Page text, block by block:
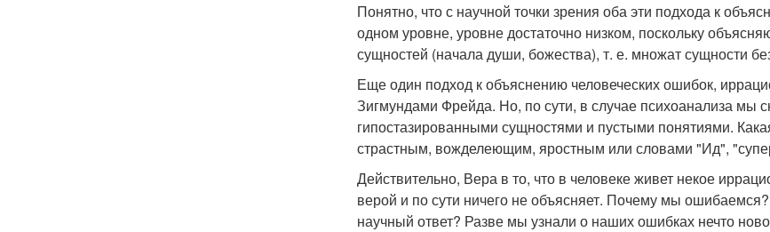
Понятно, что с научной точки зрения оба эти подхода к
одном уровне, уровне достаточно низком, поскольку
сущностей (начала души, божества), т. е. множат сущности
Еще один подход к объяснению человеческих ошибок,
Зигмундами Фрейда. Но, по сути, в случае психоанализа мы
гипостазированными сущностями и пустыми понятиями.
страстным, вожделеющим, яростным или словами "Ид",
Действительно, Вера в то, что в человеке живет некое
верой и по сути ничего не объясняет. Почему мы
научный ответ? Разве мы узнали о наших ошибках нечто